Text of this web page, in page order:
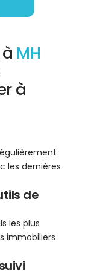
MH
à
les dernières
de
les plus
immobiliers